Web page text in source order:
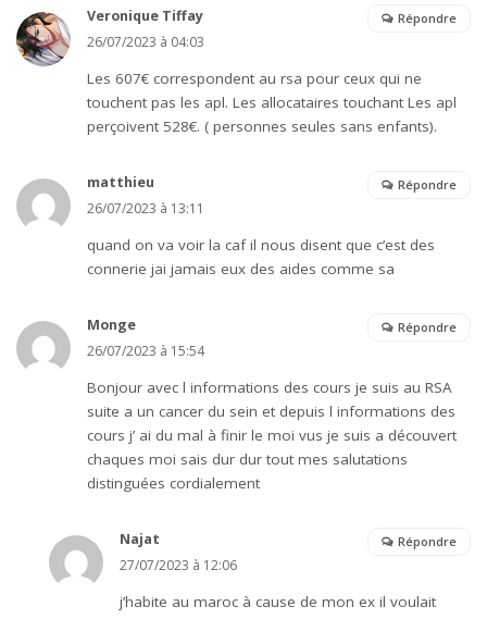
Veronique Tiffay
26/07/2023 à 04:03
Les 607€ correspondent au rsa pour ceux qui ne
touchent pas les apl. Les allocataires touchant Les apl
perçoivent 528€. ( personnes seules sans enfants).
Répondre
matthieu
26/07/2023 à 13:11
quand on va voir la caf il nous disent que c’est des
connerie jai jamais eux des aides comme sa
Répondre
Monge
26/07/2023 à 15:54
Bonjour avec l informations des cours je suis au RSA
suite a un cancer du sein et depuis l informations des
cours j’ ai du mal à finir le moi vus je suis a découvert
chaques moi sais dur dur tout mes salutations
distinguées cordialement
Répondre
Najat
27/07/2023 à 12:06
j’habite au maroc à cause de mon ex il voulait
Répondre